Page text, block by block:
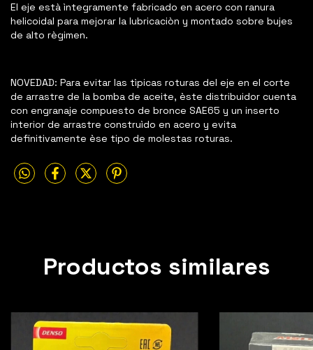
El eje està ìntegramente fabricado en acero con ranura
helicoidal para mejorar la lubricaciòn y montado sobre bujes
de alto règimen.
NOVEDAD: Para evitar las tìpicas roturas del eje en el corte
de arrastre de la bomba de aceite, èste distribuidor cuenta
con engranaje compuesto de bronce SAE65 y un inserto
interior de arrastre construìdo en acero y evita
definitivamente èse tipo de molestas roturas.
Productos similares